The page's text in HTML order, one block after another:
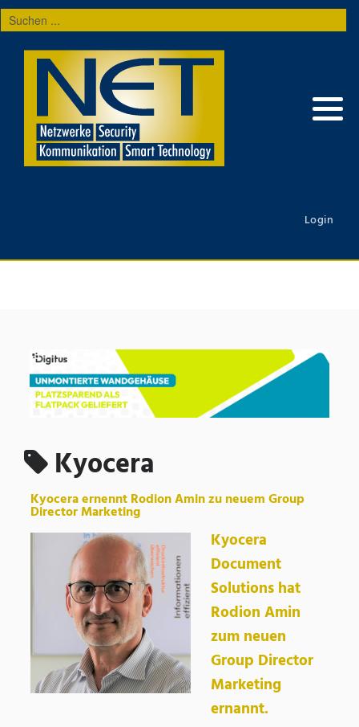
Suchen
...
Login
Kyocera
Kyocera ernennt Rodion Amin zu neuem Group
Director Marketing
Kyocera
Document
Solutions hat
Rodion Amin
zum neuen
Group Director
Marketing
ernannt.